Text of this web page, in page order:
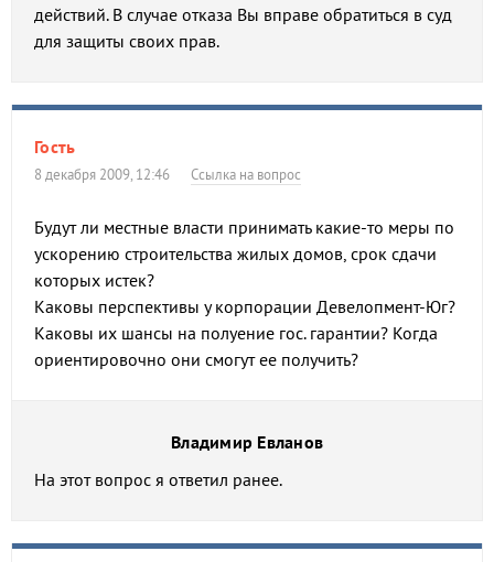
действий. В случае отказа Вы вправе обратиться в суд
для защиты своих прав.
Гость
8 декабря 2009, 12:46 Ссылка на вопрос
Будут ли местные власти принимать какие-то меры по
ускорению строительства жилых домов, срок сдачи
которых истек?
Каковы перспективы у корпорации Девелопмент-Юг?
Каковы их шансы на полуение гос. гарантии? Когда
ориентировочно они смогут ее получить?
Владимир Евланов
На этот вопрос я ответил ранее.